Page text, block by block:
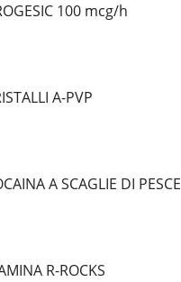
100 mcg/h
A-PVP
A SCAGLIE DI PESCE
R-ROCKS